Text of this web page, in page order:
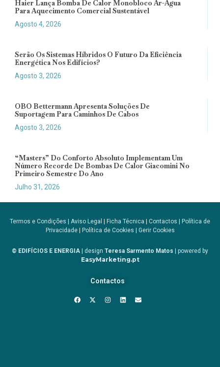
Haier Lança Bomba De Calor Monobloco Ar-Água
Para Aquecimento Comercial Sustentável
Agosto 4, 2026
Serão Os Sistemas Híbridos O Futuro Da Eficiência
Energética Nos Edifícios?
Agosto 3, 2026
OBO Bettermann Apresenta Soluções De
Suportagem Para Caminhos De Cabos
Agosto 3, 2026
“Masters” Do Conforto Absoluto Implementam Um
Número Recorde De Bombas De Calor Giacomini No
Primeiro Semestre Do Ano
Julho 31, 2026
Termos e Condições | Aviso Legal | Ficha Técnica | Contactos | Política de
Privacidade| Política de Cookies | Gerir Cookies
© EDIFÍCIOS E ENERGIA | design Teresa Sarmento Matos | powered by
EasyMarketing.pt
Contactos